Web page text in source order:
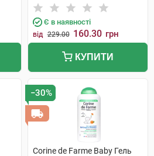
Є в наявності
від 229.00 160.30 грн
КУПИТИ
−30%
Corine de Farme Baby Гель